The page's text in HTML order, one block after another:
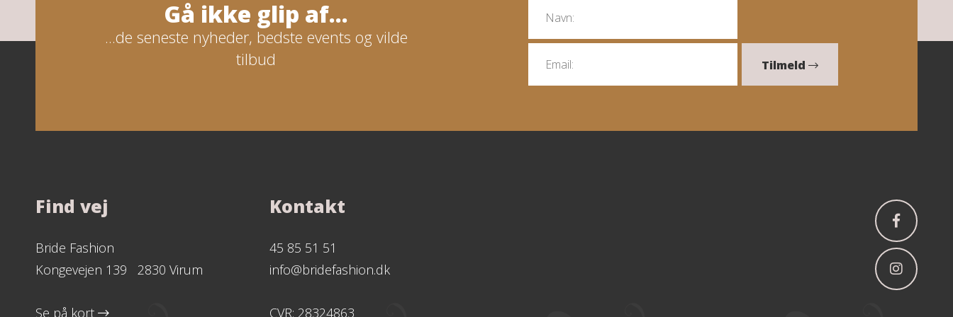
Gå ikke glip af...
...de seneste nyheder, bedste events og vilde
tilbud
Tilmeld
Find vej
Bride Fashion
Kongevejen 139 2830 Virum
Se på kort
Kontakt
45 85 51 51
info@bridefashion.dk
CVR: 28324863